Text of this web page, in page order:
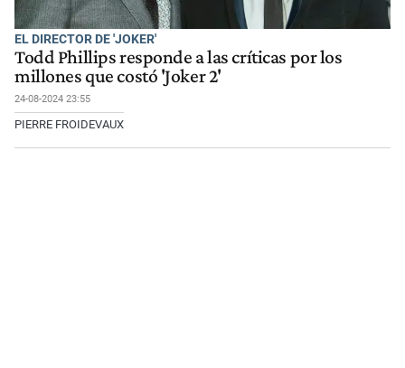
EL DIRECTOR DE 'JOKER'
Todd Phillips responde a las críticas por los
millones que costó 'Joker 2'
24-08-2024 23:55
PIERRE FROIDEVAUX